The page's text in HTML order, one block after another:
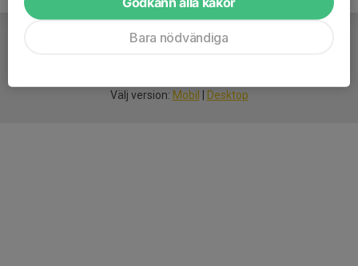
Välj version: Mobil Desktop
Bara nödvändiga